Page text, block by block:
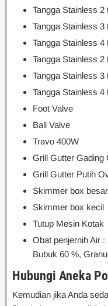
Tangga Stainless
Tangga Stainless
Tangga Stainless
Tangga Stainless 2
Tangga Stainless 3
Tangga Stainless 4
Foot Valve
Ball Valve
Travo 400W
Grill Gutter Gading
Grill Gutter Putih
Skimmer box besar
Skimmer box kecil
Tutup Mesin Kotak
Obat penjernih Air
Bubuk 60 %,
Hubungi Aneka
Kemudian jika Anda